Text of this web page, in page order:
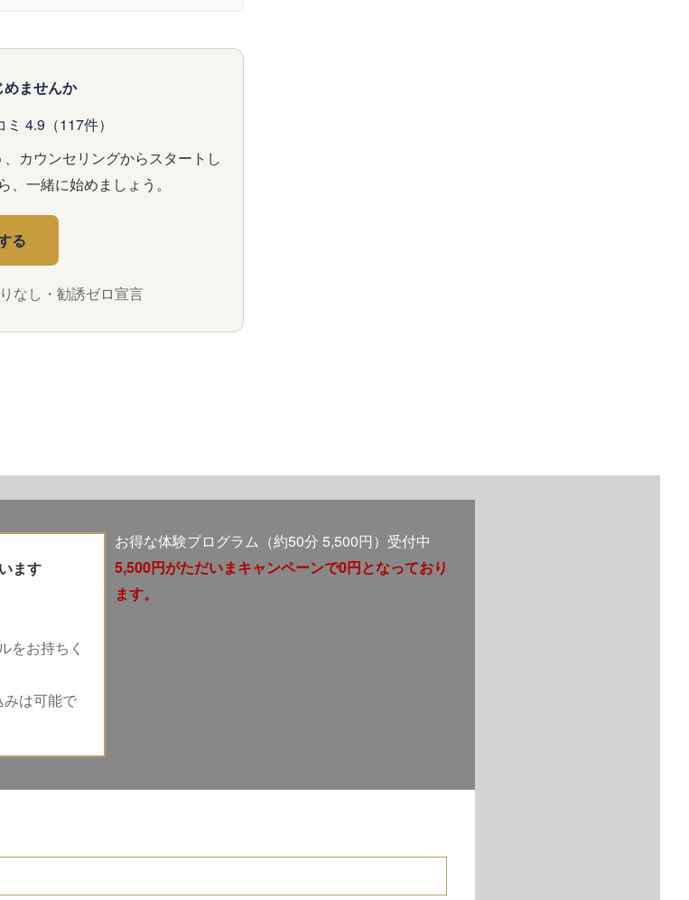
めませんか
4.9（117件）
カウンセリングからスタートし
一緒に始めましょう。
る
なし・勧誘ゼロ宣言
ます
をお持ちく
は可能で
お得な体験プログラム（約50分 5,500円）受付中
5,500円がただいまキャンペーンで0円となっており
ます。